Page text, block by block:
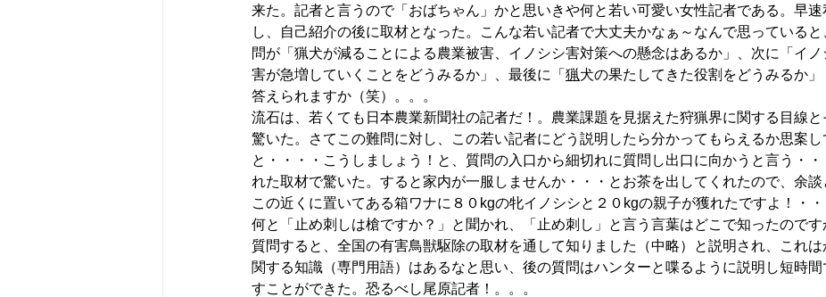
来た。記者と言うので「おばちゃん」かと思いきや何と若い可愛い女性記者である。早速
し、自己紹介の後に取材となった。こんな若い記者で大丈夫かなぁ～なんで思っている
問が「猟犬が減ることによる農業被害、イノシシ害対策への懸念はあるか」、次に「イ
害が急増していくことをどうみるか」、最後に「 猟犬の果たしてきた役割をどうみるか
答えられますか（笑）。。。
流石は、若くても日本農業新聞社の記者だ！。農業課題を見据えた狩猟界に関する目線と
驚いた。さてこの難問に対し、この若い記者にどう説明したら分かってもらえるか思案し
と・・・・こうしましょう！と、質問の入口から細切れに質問し出口に向かうと言う・
れた取材で驚いた。すると家内が一服しませんか・・・とお茶を出してくれたので、余談
この近くに置いてある箱ワナに８０kgの牝イノシシと２０kgの親子が獲れたですよ！・・
何と「止め刺しは槍ですか？」と聞かれ、「止め刺し」と言う言葉はどこで知ったのです
質問すると、全国の有害鳥獣駆除の取材を通して知りました（中略）と説明され、これは
関する知識（専門用語）はあるなと思い、後の質問はハンターと喋るように説明し短時間
すことができた。恐るべし尾原記者！。。。